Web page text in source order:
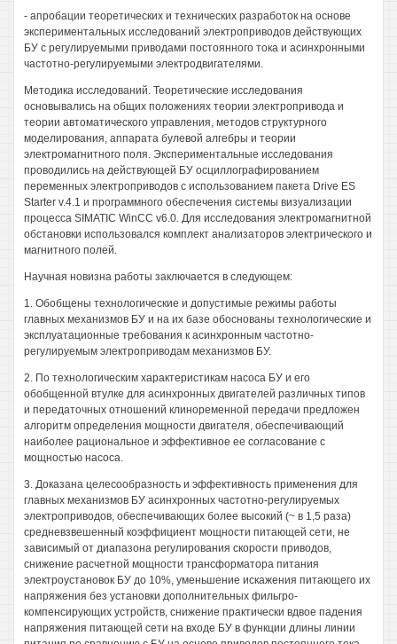
- апробации теоретических и технических разработок на основе
экспериментальных исследований электроприводов действующих
БУ с регулируемыми приводами постоянного тока и асинхронными
частотно-регулируемыми электродвигателями.
Методика исследований. Теоретические исследования
основывались на общих положениях теории электропривода и
теории автоматического управления, методов структурного
моделирования, аппарата булевой алгебры и теории
электромагнитного поля. Экспериментальные исследования
проводились на действующей БУ осциллографированием
переменных электроприводов с использованием пакета Drive ES
Starter v.4.1 и программного обеспечения системы визуализации
процесса SIMATIC WinCC v6.0. Для исследования электромагнитной
обстановки использовался комплект анализаторов электрического и
магнитного полей.
Научная новизна работы заключается в следующем:
1. Обобщены технологические и допустимые режимы работы
главных механизмов БУ и на их базе обоснованы технологические и
эксплуатационные требования к асинхронным частотно-
регулируемым электроприводам механизмов БУ.
2. По технологическим характеристикам насоса БУ и его
обобщенной втулке для асинхронных двигателей различных типов
и передаточных отношений клиноременной передачи предложен
алгоритм определения мощности двигателя, обеспечивающий
наиболее рациональное и эффективное ее согласование с
мощностью насоса.
3. Доказана целесообразность и эффективность применения для
главных механизмов БУ асинхронных частотно-регулируемых
электроприводов, обеспечивающих более высокий (~ в 1,5 раза)
средневзвешенный коэффициент мощности питающей сети, не
зависимый от диапазона регулирования скорости приводов,
снижение расчетной мощности трансформатора питания
электроустановок БУ до 10%, уменьшение искажения питающего их
напряжения без установки дополнительных фильгро-
компенсирующих устройств, снижение практически вдвое падения
напряжения питающей сети на входе БУ в функции длины линии